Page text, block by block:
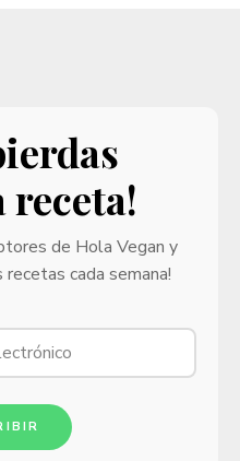
de Hola Vegan y
cada semana!